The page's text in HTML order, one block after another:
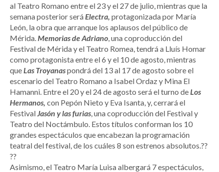
al Teatro Romano entre el 23 y el 27 de julio, mientras que la
semana posterior será Electra, protagonizada por María
León, la obra que arranque los aplausos del público de
Mérida. Memorias de Adriano , una coproducción del
Festival de Mérida y el Teatro Romea, tendrá a Lluís Homar
como protagonista entre el 6 y el 10 de agosto, mientras
que Las Troyanaspondrá del 13 al 17 de agosto sobre el
escenario del Teatro Romano a Isabel Ordaz y Mina El
Hamanni. Entre el 20 y el 24 de agosto será el turno de Los
Hermanos, con Pepón Nieto y Eva Isanta, y, cerrará el
Festival Jasón y las furias , una coproducción del Festival y
Teatro del Noctámbulo. Estos títulos conforman los 10
grandes espectáculos que encabezan la programación
teatral del festival, de los cuáles 8 son estrenos absolutos.??
??
Asimismo, el Teatro María Luisa albergará 7 espectáculos,